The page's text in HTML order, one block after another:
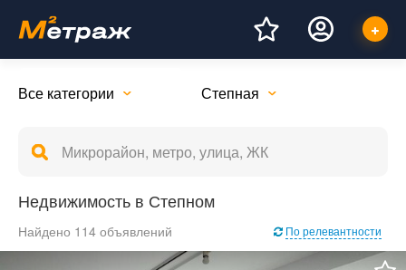
Все категории Степная
Недвижимость в Степном
Найдено 114 объявлений По релевантности